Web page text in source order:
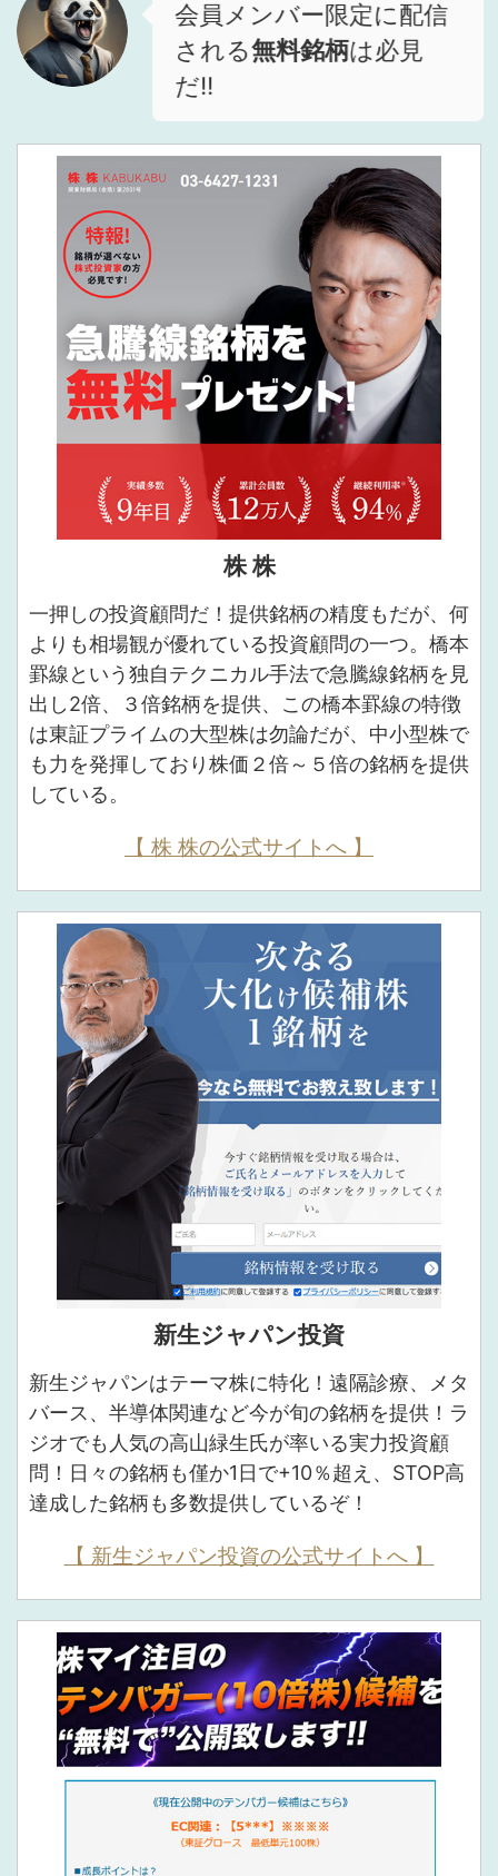
会員メンバー限定に配信
される無料銘柄は必見
だ!!
株 株
一押しの投資顧問だ！提供銘柄の精度もだが、何
よりも相場観が優れている投資顧問の一つ。橋本
罫線という独自テクニカル手法で急騰線銘柄を見
出し2倍、３倍銘柄を提供、この橋本罫線の特徴
は東証プライムの大型株は勿論だが、中小型株で
も力を発揮しており株価２倍～５倍の銘柄を提供
している。
【 株 株の公式サイトへ 】
新生ジャパン投資
新生ジャパンはテーマ株に特化！遠隔診療、メタ
バース、半導体関連など今が旬の銘柄を提供！ラ
ジオでも人気の高山緑生氏が率いる実力投資顧
問！日々の銘柄も僅か1日で+10％超え、STOP高
達成した銘柄も多数提供しているぞ！
【 新生ジャパン投資の公式サイトへ 】